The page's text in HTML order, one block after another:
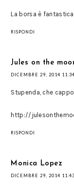
La borsa è
RISPONDI
Jules on the
DICEMBRE 29, 2014
Stupenda, che
http://
RISPONDI
Monica Lopez
DICEMBRE 29, 2014